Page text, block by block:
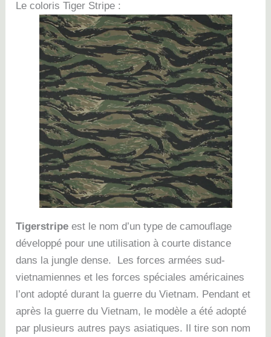
Le coloris Tiger Stripe :
Tigerstripe est le nom d’un type de camouflage
développé pour une utilisation à courte distance
dans la jungle dense. Les forces armées sud-
vietnamiennes et les forces spéciales américaines
l’ont adopté durant la guerre du Vietnam. Pendant et
après la guerre du Vietnam, le modèle a été adopté
par plusieurs autres pays asiatiques. Il tire son nom